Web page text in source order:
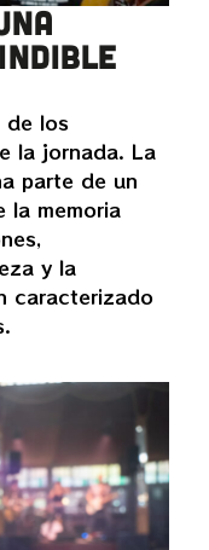
de los
la jornada. La
parte de un
la memoria
y la
caracterizado